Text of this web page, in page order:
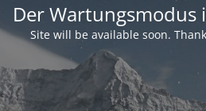
Der Wartungsmodus
Site will be available soon.